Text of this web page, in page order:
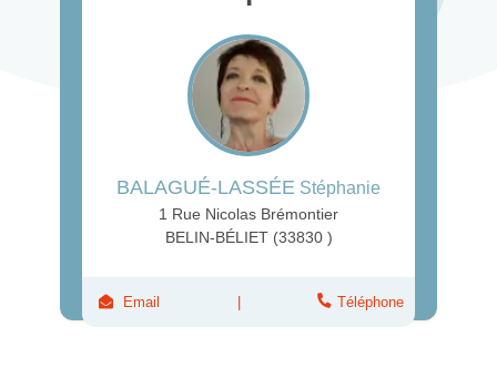
BALAGUÉ-LASSÉE Stéphanie
1 Rue Nicolas Brémontier
BELIN-BÉLIET (33830 )
Email Téléphone